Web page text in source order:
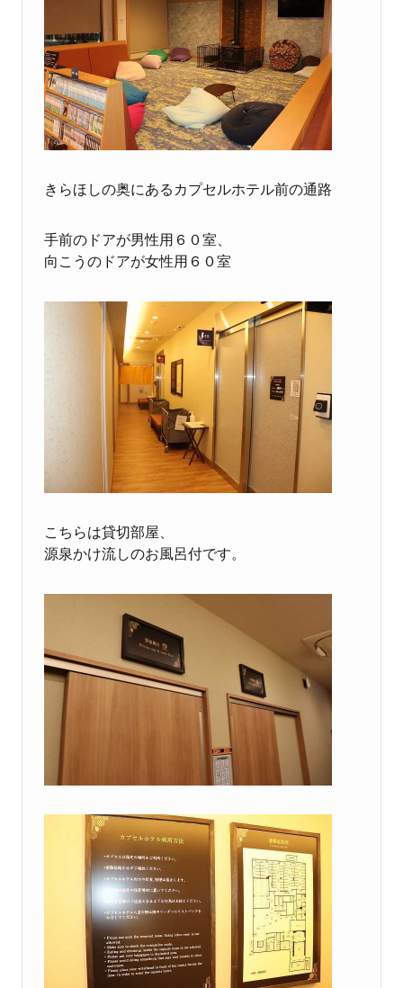
きらほしの奥にあるカプセルホテル前の通路
手前のドアが男性用６０室、
向こうのドアが女性用６０室
こちらは貸切部屋、
源泉かけ流しのお風呂付です。